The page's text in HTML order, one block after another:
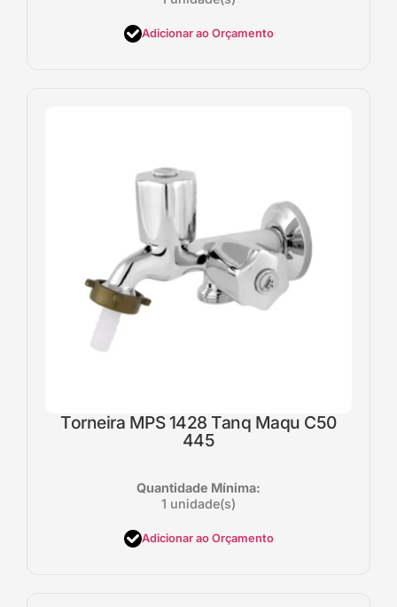
Adicionar ao Orçamento
Torneira MPS 1428 Tanq Maqu C50
445
Quantidade Mínima:
1 unidade(s)
Adicionar ao Orçamento